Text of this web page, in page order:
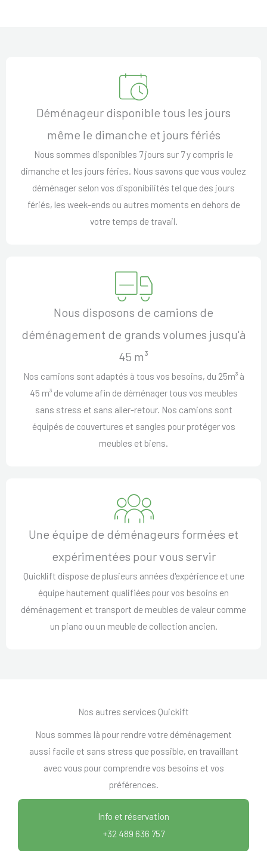
Déménageur disponible tous les jours
même le dimanche et jours fériés
Nous sommes disponibles 7 jours sur 7 y compris le
dimanche et les jours féries. Nous savons que vous voulez
déménager selon vos disponibilités tel que des jours
fériés, les week-ends ou autres moments en dehors de
votre temps de travail.
Nous disposons de camions de
déménagement de grands volumes jusqu'à
45 m³
Nos camions sont adaptés à tous vos besoins, du 25m³ à
45 m³ de volume afin de déménager tous vos meubles
sans stress et sans aller-retour. Nos camions sont
équipés de couvertures et sangles pour protéger vos
meubles et biens.
Une équipe de déménageurs formées et
expérimentées pour vous servir
Quicklift dispose de plusieurs années d'expérience et une
équipe hautement qualifiées pour vos besoins en
déménagement et transport de meubles de valeur comme
un piano ou un meuble de collection ancien.
Nos autres services Quickift
Nous sommes là pour rendre votre déménagement
aussi facile et sans stress que possible, en travaillant
avec vous pour comprendre vos besoins et vos
préférences.
Info et réservation
+32 489 636 757